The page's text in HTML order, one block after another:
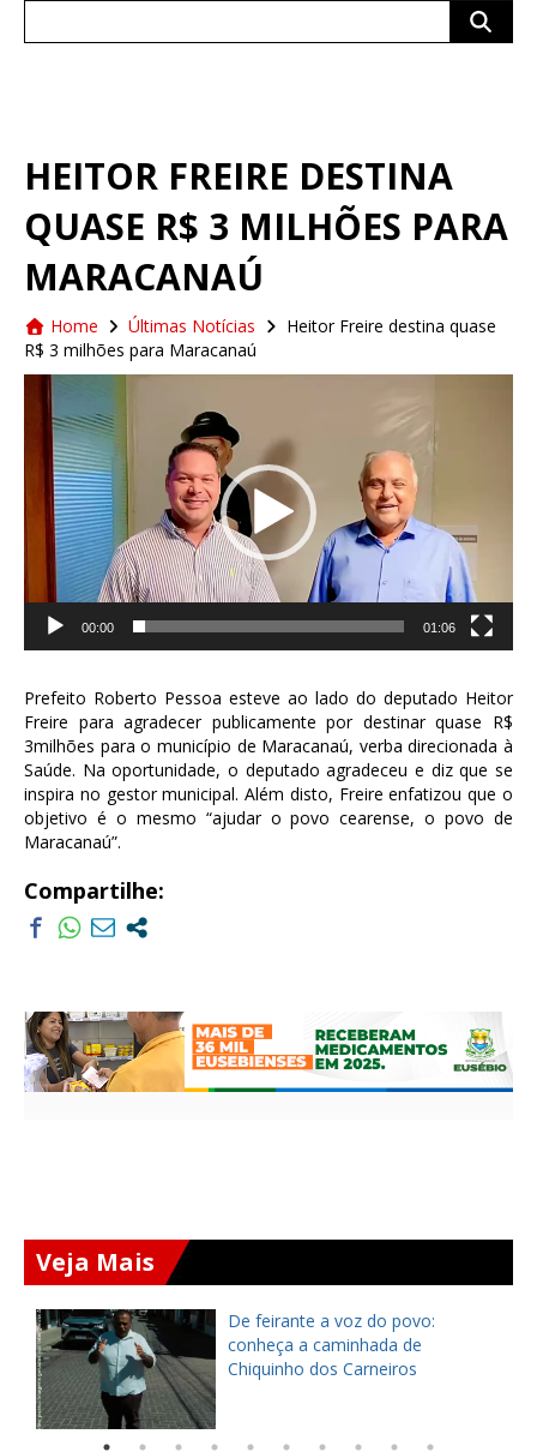
HEITOR FREIRE DESTINA
QUASE R$ 3 MILHÕES PARA
MARACANAÚ
Home Últimas Notícias
Heitor Freire destina quase
R$ 3 milhões para Maracanaú
Tocador
vídeo
00:00 01:06
Prefeito Roberto Pessoa esteve ao lado do deputado Heitor
Freire para agradecer publicamente por destinar quase R$
3milhões para o município de Maracanaú, verba direcionada à
Saúde. Na oportunidade, o deputado agradeceu e diz que se
inspira no gestor municipal. Além disto, Freire enfatizou que o
objetivo é o mesmo “ajudar o povo cearense, o povo de
Maracanaú”.
Compartilhe:
Veja Mais
De feirante a voz do povo:
conheça a caminhada de
Chiquinho dos Carneiros